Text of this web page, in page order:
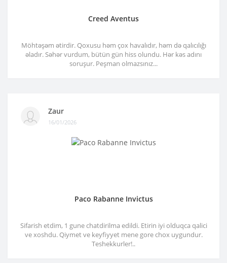
Creed Aventus
Möhtəşəm ətirdir. Qoxusu həm çox havalıdır, həm də qalıcılığı
əladır. Səhər vurdum, bütün gün hiss olundu. Hər kəs adını
soruşur. Peşman olmazsınız...
Zaur
16/01/2026
Paco Rabanne Invictus
Sifarish etdim, 1 gune chatdirilma edildi. Etirin iyi olduqca qalici
ve xoshdu. Qiymet ve keyfiyyet mene gore chox uygundur.
Teshekkurler!..